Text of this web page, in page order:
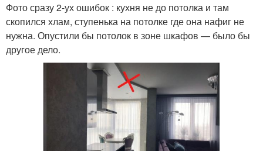
Фото сразу 2-ух ошибок : кухня не до потолка и там
скопился хлам, ступенька на потолке где она нафиг не
нужна. Опустили бы потолок в зоне шкафов — было бы
другое дело.